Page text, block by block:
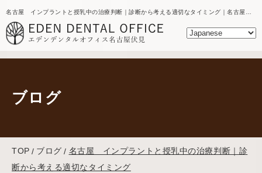
ブログ
TOP ブログ
名古屋 インプラントと授乳中の治療判断｜診
断から考える適切なタイミング